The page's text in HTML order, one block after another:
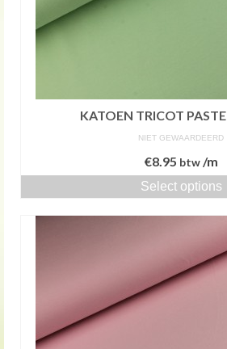
KATOEN TRICOT
NIET GEWAARDEERD
€8.95 btw/m
Select options